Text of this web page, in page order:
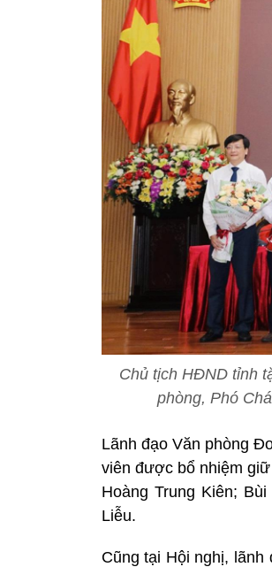
Chủ tịch HĐND tỉnh
phòng, Phó
Lãnh đạo Văn phòng
viên được bổ nhiệm
Hoàng Trung Kiên;
Liễu.
Cũng tại Hội nghị,